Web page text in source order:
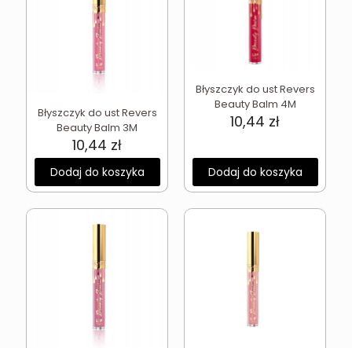
Błyszczyk do ust Revers
Beauty Balm 3M
10,44 zł
Dodaj do koszyka
Błyszczyk do ust Revers
Beauty Balm 4M
10,44 zł
Dodaj do koszyka